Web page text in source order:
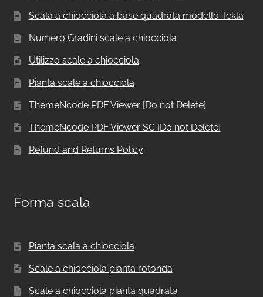
Scala a chiocciola a base quadrata modello Tekla
Numero Gradini scale a chiocciola
Utilizzo scale a chiocciola
Pianta scale a chiocciola
ThemeNcode PDF Viewer [Do not Delete]
ThemeNcode PDF Viewer SC [Do not Delete]
Refund and Returns Policy
Forma scala
Pianta scala a chiocciola
Scale a chiocciola pianta rotonda
Scale a chiocciola pianta quadrata